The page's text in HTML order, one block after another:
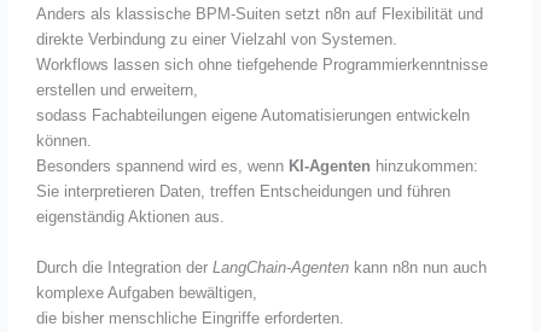
Anders als klassische BPM-Suiten setzt n8n auf Flexibilität und
direkte Verbindung zu einer Vielzahl von Systemen.
Workflows lassen sich ohne tiefgehende Programmierkenntnisse
erstellen und erweitern,
sodass Fachabteilungen eigene Automatisierungen entwickeln
können.
Besonders spannend wird es, wenn KI-Agenten hinzukommen:
Sie interpretieren Daten, treffen Entscheidungen und führen
eigenständig Aktionen aus.
Durch die Integration der LangChain-Agentenkann n8n nun auch
komplexe Aufgaben bewältigen,
die bisher menschliche Eingriffe erforderten.